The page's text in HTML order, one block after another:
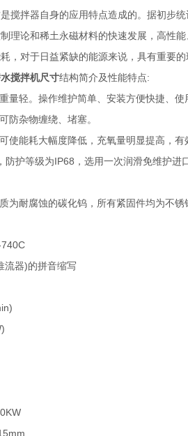
搅拌器自身的应用特点造成的。据初步
理论和稀土永磁材料的快速发展，高性
，对于日益紧缺的能源来说，具有重要的
搅拌机尺寸结构简介及性能特点:
轻。操作维护简单、安装方便快捷、使
杂物缠绕、堵塞。
能耗大幅度降低，充氧量明显提高，有
等级为IP68，选用一次润滑免维护进
耐腐蚀的碳化钨，所有紧固件均为不锈
器)的拼音缩写